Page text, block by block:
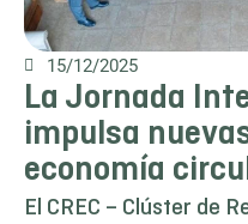
15/12/2025
La Jornada
impulsa
economía
El CREC – Clúster de